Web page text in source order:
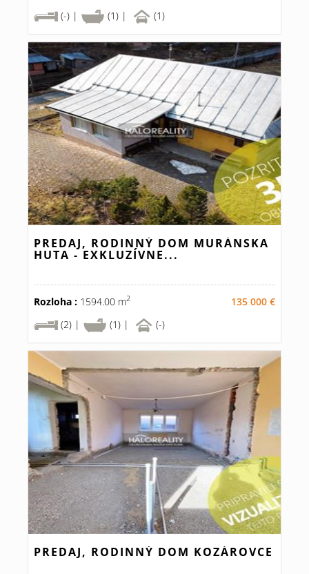
(-) |
(1) | (1)
PREDAJ, RODINNÝ DOM MURÁNSKA
HUTA - EXKLUZÍVNE...
Rozloha : 1594.00 m2
135 000 €
(2) |
(1) | (-)
PREDAJ, RODINNÝ DOM KOZÁROVCE